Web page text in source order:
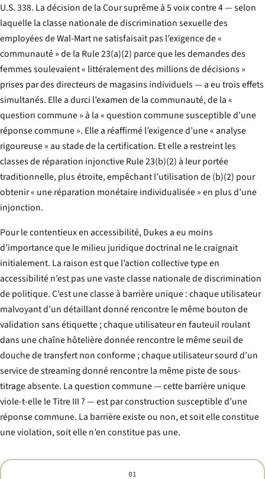
U.S. 338. La décision de la Cour suprême à 5 voix contre 4 — selon
laquelle la classe nationale de discrimination sexuelle des
employées de Wal-Mart ne satisfaisait pas l’exigence de «
communauté » de la Rule 23(a)(2) parce que les demandes des
femmes soulevaient « littéralement des millions de décisions »
prises par des directeurs de magasins individuels — a eu trois effets
simultanés. Elle a durci l’examen de la communauté, de la «
question commune » à la « question commune susceptible d’une
réponse commune ». Elle a réaffirmé l’exigence d’une « analyse
rigoureuse » au stade de la certification. Et elle a restreint les
classes de réparation injonctive Rule 23(b)(2) à leur portée
traditionnelle, plus étroite, empêchant l’utilisation de (b)(2) pour
obtenir « une réparation monétaire individualisée » en plus d’une
injonction.
Pour le contentieux en accessibilité, Dukesa eu moins
d’importance que le milieu juridique doctrinal ne le craignait
initialement. La raison est que l’action collective type en
accessibilité n’est pas une vaste classe nationale de discrimination
de politique. C’est une classe à barrière unique : chaque utilisateur
malvoyant d’un détaillant donné rencontre le même bouton de
validation sans étiquette ; chaque utilisateur en fauteuil roulant
dans une chaîne hôtelière donnée rencontre le même seuil de
douche de transfert non conforme ; chaque utilisateur sourd d’un
service de streaming donné rencontre la même piste de sous-
titrage absente. La question commune — cette barrière unique
viole-t-elle le Titre III ? — est par construction susceptible d’une
réponse commune. La barrière existe ou non, et soit elle constitue
une violation, soit elle n’en constitue pas une.
01